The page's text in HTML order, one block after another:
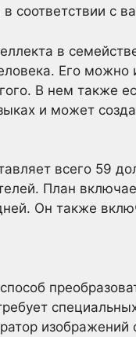
соответствии с
в
Его можно
В нем также
и может
всего 59
План
Он также
изображений